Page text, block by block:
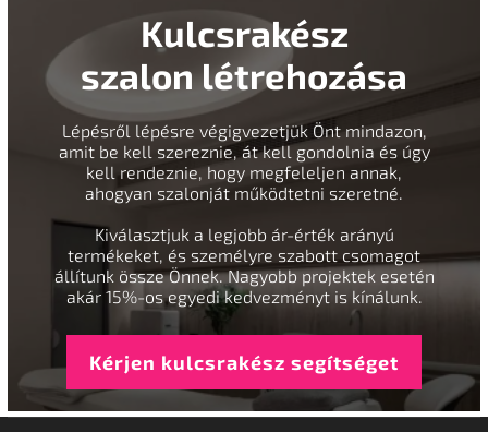
Kulcsrakész
szalon létrehozása
Lépésről lépésre végigvezetjük Önt mindazon,
amit be kell szereznie, át kell gondolnia és úgy
kell rendeznie, hogy megfeleljen annak,
ahogyan szalonját működtetni szeretné.
Kiválasztjuk a legjobb ár-érték arányú
termékeket, és személyre szabott csomagot
állítunk össze Önnek. Nagyobb projektek esetén
akár 15%-os egyedi kedvezményt is kínálunk.
Kérjen kulcsrakész segítséget